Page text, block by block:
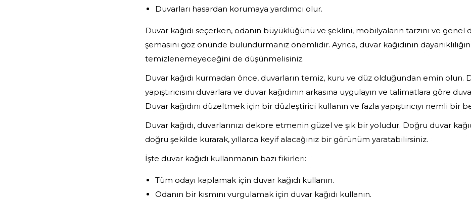
Duvarları hasardan korumaya yardımcı olur.
Duvar kağıdı seçerken, odanın büyüklüğünü ve şeklini, mobilyaların tarzını ve genel
şemasını göz önünde bulundurmanız önemlidir. Ayrıca, duvar kağıdının
temizlenemeyeceğini de düşünmelisiniz.
Duvar kağıdı kurmadan önce, duvarların temiz, kuru ve düz olduğundan emin olun.
yapıştırıcısını duvarlara ve duvar kağıdının arkasına uygulayın ve talimatlara göre duvar
Duvar kağıdını düzeltmek için bir düzleştirici kullanın ve fazla yapıştırıcıyı nemli bir
Duvar kağıdı, duvarlarınızı dekore etmenin güzel ve şık bir yoludur. Doğru duvar
doğru şekilde kurarak, yıllarca keyif alacağınız bir görünüm yaratabilirsiniz.
İşte duvar kağıdı kullanmanın bazı fikirleri:
Tüm odayı kaplamak için duvar kağıdı kullanın.
Odanın bir kısmını vurgulamak için duvar kağıdı kullanın.